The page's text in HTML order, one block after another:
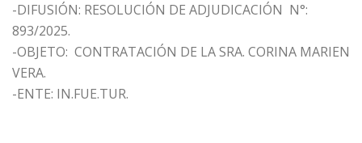
-DIFUSIÓN: RESOLUCIÓN DE ADJUDICACIÓN N°:
893/2025.
-OBJETO: CONTRATACIÓN DE LA SRA. CORINA MARIEN
VERA.
-ENTE: IN.FUE.TUR.